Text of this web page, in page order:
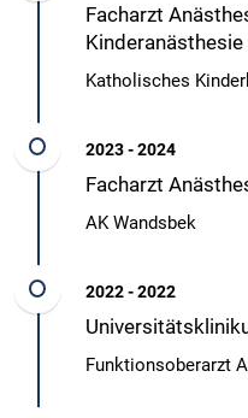
Facharzt
Kinderanästhesie
Katholisches
2023 - 2024
Facharzt
AK Wandsbek
2022 - 2022
Funktionsoberarzt